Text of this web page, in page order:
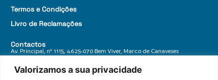
Valorizamos a sua privacidade
Termos e Condições
Livro de Reclamações
Contactos
Av. Principal, nº 1115, 4625-070 Bem Viver, Marco de Canaveses
+ 351 255 588 770